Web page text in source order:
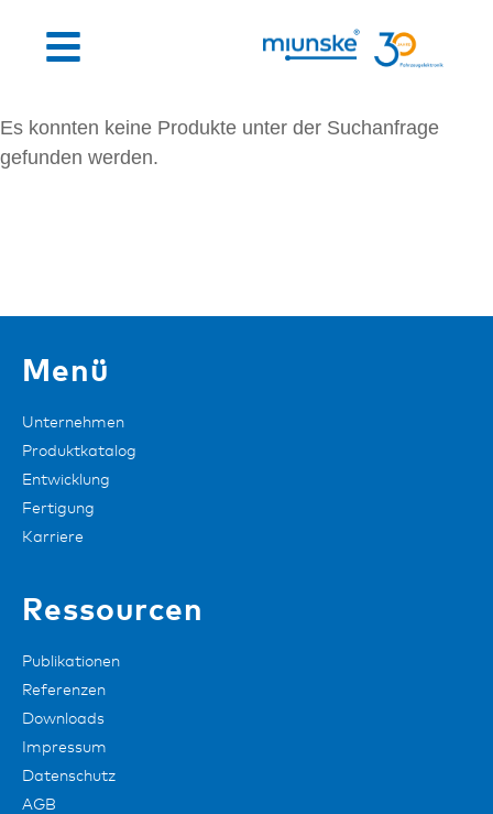
Es konnten keine Produkte unter der Suchanfrage
gefunden werden.
Menü
Unternehmen
Produktkatalog
Entwicklung
Fertigung
Karriere
Ressourcen
Publikationen
Referenzen
Downloads
Impressum
Datenschutz
AGB